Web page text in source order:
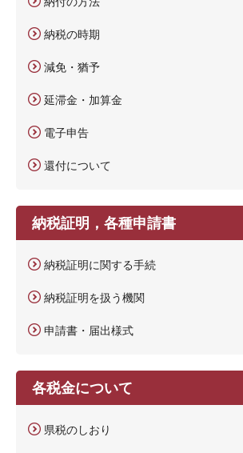
納税の時期
減免・猶予
延滞金・加算金
電子申告
還付について
納税証明，各種申請書
納税証明に関する手続
納税証明を扱う機関
申請書・届出様式
各税金について
県税のしおり